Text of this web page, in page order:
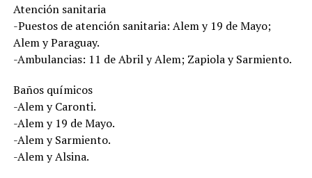
Atención sanitaria
-Puestos de atención sanitaria: Alem y 19 de Mayo;
Alem y Paraguay.
-Ambulancias: 11 de Abril y Alem; Zapiola y Sarmiento.
Baños químicos
-Alem y Caronti.
-Alem y 19 de Mayo.
-Alem y Sarmiento.
-Alem y Alsina.